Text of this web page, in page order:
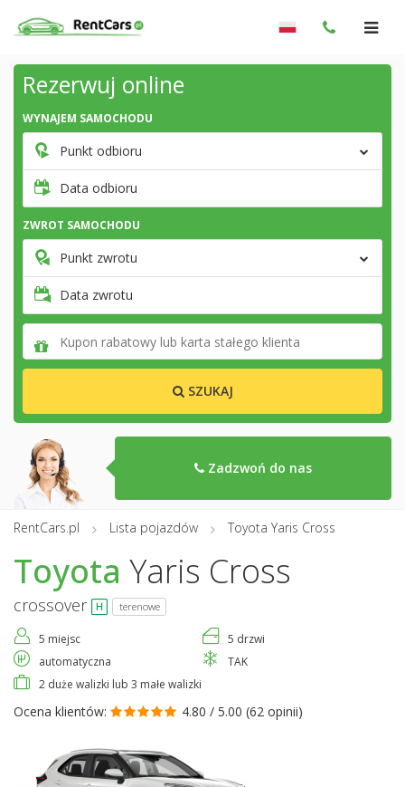
Rezerwuj online
WYNAJEM SAMOCHODU
Punkt odbioru
Data odbioru
ZWROT SAMOCHODU
Punkt zwrotu
Data zwrotu
SZUKAJ
Zadzwoń do nas
RentCars.pl Lista pojazdów Toyota Yaris Cross
Toyota Yaris Cross
crossover terenowe
5 miejsc
5 drzwi
automatyczna
TAK
2 duże walizki lub 3 małe walizki
Ocena klientów: 4.80 / 5.00 (62 opinii)